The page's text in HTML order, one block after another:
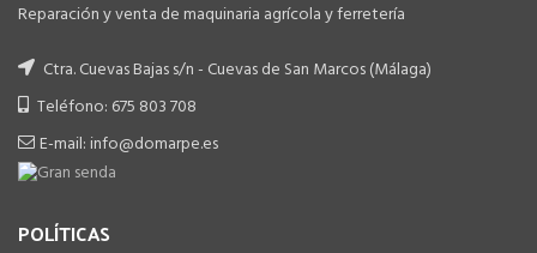
Reparación y venta de maquinaria agrícola y ferretería
Ctra. Cuevas Bajas s/n - Cuevas de San Marcos (Málaga)
Teléfono: 675 803 708
E-mail: info@domarpe.es
POLÍTICAS